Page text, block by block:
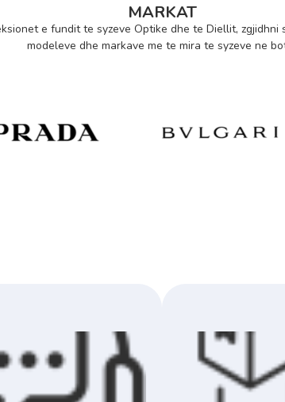
MARKAT
e fundit te syzeve Optike dhe te Diellit, zgjidhni
modeleve dhe markave me te mira te syzeve ne